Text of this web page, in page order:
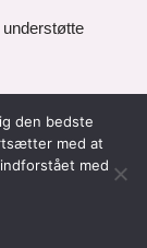
anvendes som
risikovurdering,
traditionelle
den bedste
med at
med